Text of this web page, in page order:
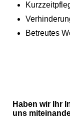
Betreutes
Haben wir Ihr
uns